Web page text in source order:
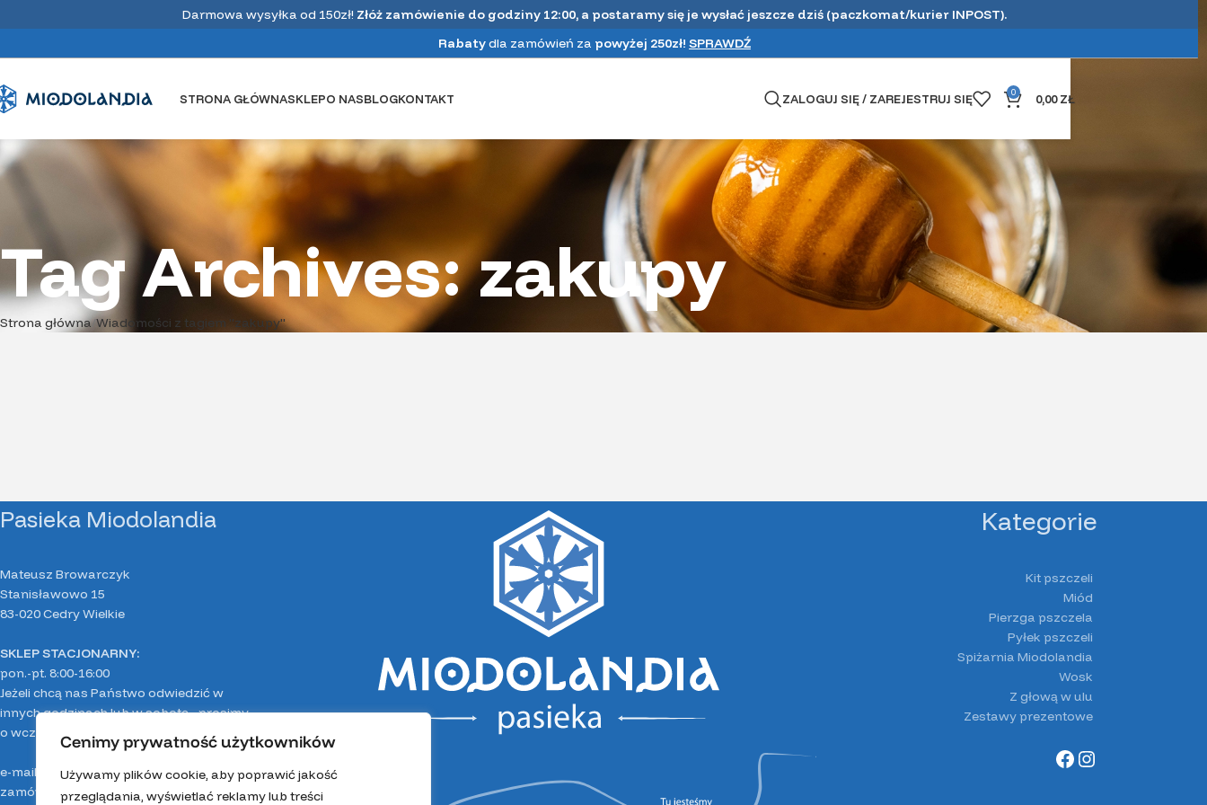
Cenimy prywatność użytkowników
Używamy plików cookie, aby poprawić jakość
przeglądania, wyświetlać reklamy lub treści
Darmowa wysyłka od 150zł! Złóż zamówienie do godziny 12:00, a postaramy się je wysłać jeszcze dziś (paczkomat/kurier INPOST).
Rabatydla zamówień za powyżej 250zł! SPRAWDŹ
STRONA GŁÓWNASKLEPO NASBLOGKONTAKT ZALOGUJ SIĘ / ZAREJESTRUJ SIĘ 0 0,00ZŁ
Tag Archives: zakupy
Strona główna Wiadomości z tagiem "zakupy"
Z życia pasieki
Na co zwrócić uwagę podczas
zakupu MIODU
Witam po tak długiej przerwie :) Dziś chciałabym
napisać kilka słów o tym, na co zwrócić uwagę
podczas kupowania miodu. Zazwyczaj gdy ...
Pasieka Miodolandia
Mateusz Browarczyk
Stanisławowo 15
83-020 Cedry Wielkie
SKLEP STACJONARNY:
pon.-pt. 8:00-16:00
Jeżeli chcą nas Państwo odwiedzić w
innych godzinach lub w sobotę - prosimy
o wcześniejszy kontakt telefoniczny.
e-mail:
pasieka.miodolandia@gmail.com
zamówienia, Mirella:503 050 911
Kategorie
Kit pszczeli
Miód
Pierzga pszczela
Pyłek pszczeli
Spiżarnia Miodolandia
Wosk
Z głową w ulu
Zestawy prezentowe